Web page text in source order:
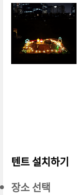
텐트 설치하기
장소 선택